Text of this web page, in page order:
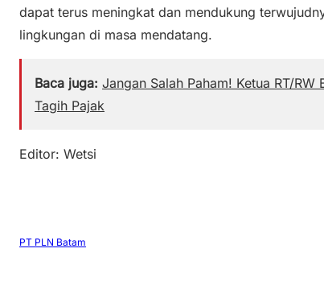
dapat terus meningkat dan mendukung
lingkungan di masa mendatang.
Baca juga: Jangan Salah Paham! Ketua RT/
Tagih Pajak
Editor: Wetsi
PT PLN Batam